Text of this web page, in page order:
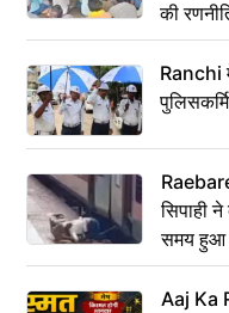
की
Ranchi
सिपाही
समय हुआ
Aaj Ka